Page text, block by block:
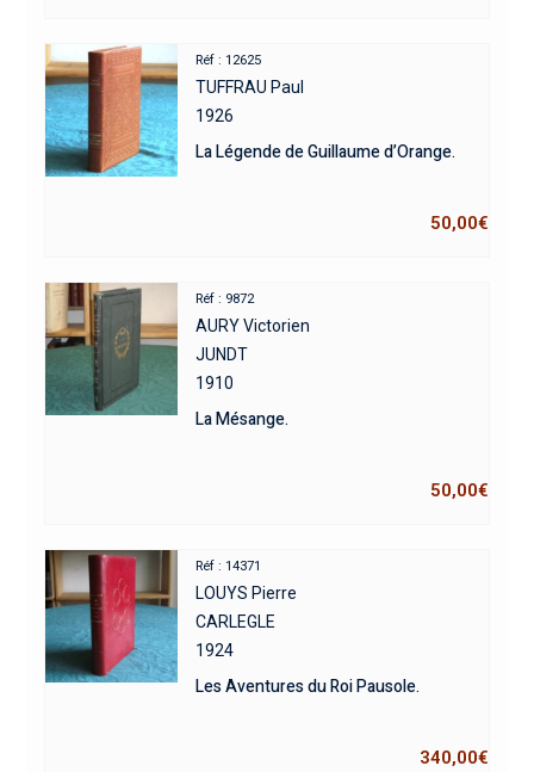
Réf : 12625
TUFFRAU Paul
1926
La Légende de Guillaume d’Orange.
50,00€
Réf : 9872
AURY Victorien
JUNDT
1910
La Mésange.
50,00€
Réf : 14371
LOUYS Pierre
CARLEGLE
1924
Les Aventures du Roi Pausole.
340,00€